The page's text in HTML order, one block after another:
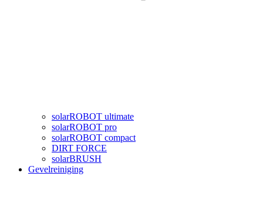
solarROBOT ultimate
solarROBOT pro
solarROBOT compact
DIRT FORCE
solarBRUSH
Gevelreiniging